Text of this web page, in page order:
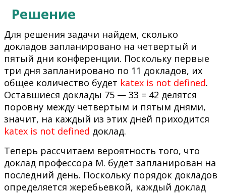
Решение
Для решения задачи найдем, сколько
докладов запланировано на четвертый и
пятый дни конференции. Поскольку первые
три дня запланировано по 11 докладов, их
общее количество будет katex is not defined.
Оставшиеся доклады 75 — 33 = 42 делятся
поровну между четвертым и пятым днями,
значит, на каждый из этих дней приходится
katex is not defined доклад.
Теперь рассчитаем вероятность того, что
доклад профессора М. будет запланирован на
последний день. Поскольку порядок докладов
определяется жеребьевкой, каждый доклад